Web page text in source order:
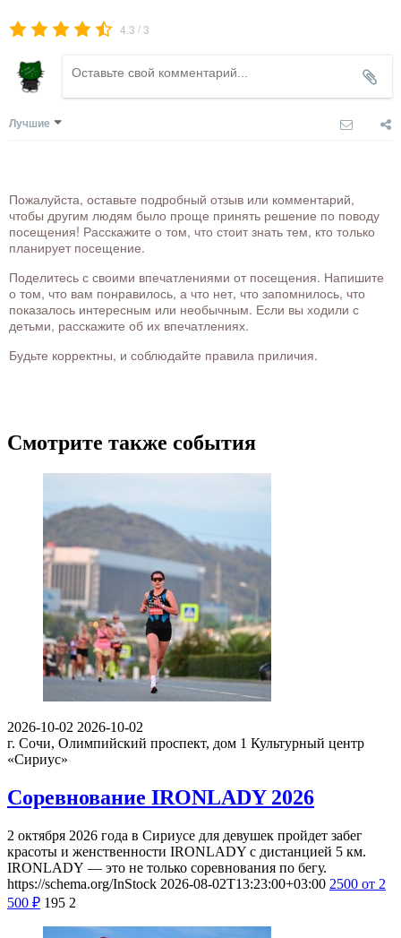
4.3 /3
Лучшие
Пожалуйста, оставьте подробный отзыв или комментарий,
чтобы другим людям было проще принять решение по поводу
посещения! Расскажите о том, что стоит знать тем, кто только
планирует посещение.
Поделитесь с своими впечатлениями от посещения. Напишите
о том, что вам понравилось, а что нет, что запомнилось, что
показалось интересным или необычным. Если вы ходили с
детьми, расскажите об их впечатлениях.
Будьте корректны, и соблюдайте правила приличия.
Смотрите также события
2026-10-02 2026-10-02
г. Сочи, Олимпийский проспект, дом 1 Культурный центр
«Сириус»
Соревнование IRONLADY 2026
2 октября 2026 года в Сириусе для девушек пройдет забег
красоты и женственности IRONLADY с дистанцией 5 км.
IRONLADY — это не только соревнования по бегу.
https://schema.org/InStock 2026-08-02T13:23:00+03:00 2500 от 2
500 ₽ 195 2